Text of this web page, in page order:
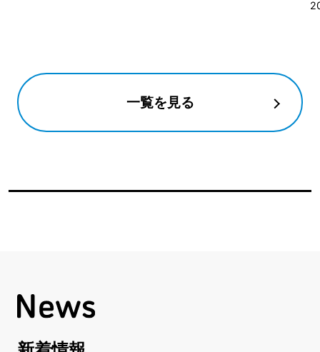
一覧を見る